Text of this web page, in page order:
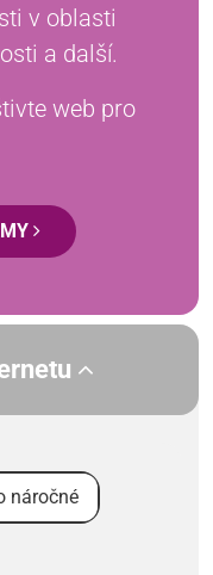
v oblasti
a další.
web pro
náročné